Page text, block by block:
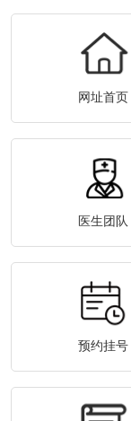
网址首页
医生团队
预约挂号